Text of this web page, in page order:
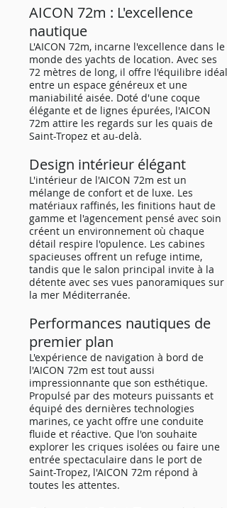
AICON 72m : L'excellence
nautique
L'AICON 72m, incarne l'excellence dans le
monde des yachts de location. Avec ses
72 mètres de long, il offre l'équilibre idéal
entre un espace généreux et une
maniabilité aisée. Doté d'une coque
élégante et de lignes épurées, l'AICON
72m attire les regards sur les quais de
Saint-Tropez et au-delà.
Design intérieur élégant
L'intérieur de l'AICON 72m est un
mélange de confort et de luxe. Les
matériaux raffinés, les finitions haut de
gamme et l'agencement pensé avec soin
créent un environnement où chaque
détail respire l'opulence. Les cabines
spacieuses offrent un refuge intime,
tandis que le salon principal invite à la
détente avec ses vues panoramiques sur
la mer Méditerranée.
Performances nautiques de
premier plan
L'expérience de navigation à bord de
l'AICON 72m est tout aussi
impressionnante que son esthétique.
Propulsé par des moteurs puissants et
équipé des dernières technologies
marines, ce yacht offre une conduite
fluide et réactive. Que l'on souhaite
explorer les criques isolées ou faire une
entrée spectaculaire dans le port de
Saint-Tropez, l'AICON 72m répond à
toutes les attentes.